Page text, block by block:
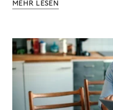
MEHR LESEN